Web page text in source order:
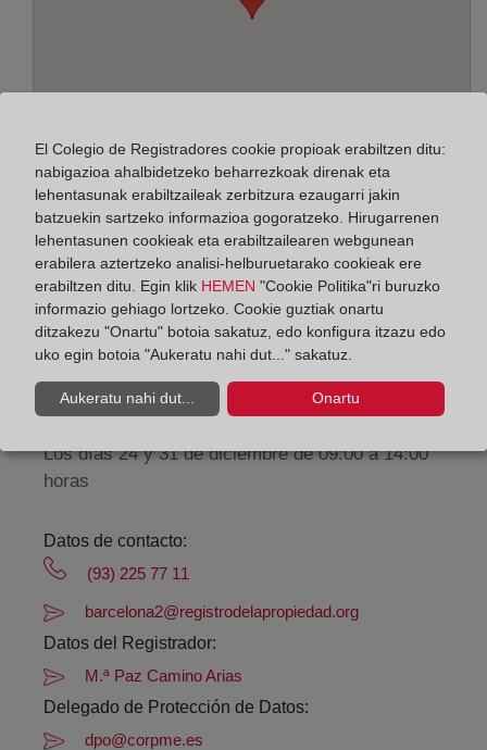
Helbidea:
Paseo de la Zona Franca, 109-Edif. Torre Marina,
8038
Horario:
De lunes a viernes de 09:00 a 17:00 horas
Los días 24 y 31 de diciembre de 09:00 a 14:00
horas
Datos de contacto:
(93) 225 77 11
barcelona2@registrodelapropiedad.org
Datos del Registrador:
M.ª Paz Camino Arias
Delegado de Protección de Datos:
dpo@corpme.es
El Colegio de Registradores cookie propioak erabiltzen ditu:
nabigazioa ahalbidetzeko beharrezkoak direnak eta
lehentasunak erabiltzaileak zerbitzura ezaugarri jakin
batzuekin sartzeko informazioa gogoratzeko. Hirugarrenen
lehentasunen cookieak eta erabiltzailearen webgunean
erabilera aztertzeko analisi-helburuetarako cookieak ere
erabiltzen ditu. Egin klik HEMEN "Cookie Politika"ri buruzko
informazio gehiago lortzeko. Cookie guztiak onartu
ditzakezu "Onartu" botoia sakatuz, edo konfigura itzazu edo
uko egin botoia "Aukeratu nahi dut..." sakatuz.
Aukeratu nahi dut... Onartu